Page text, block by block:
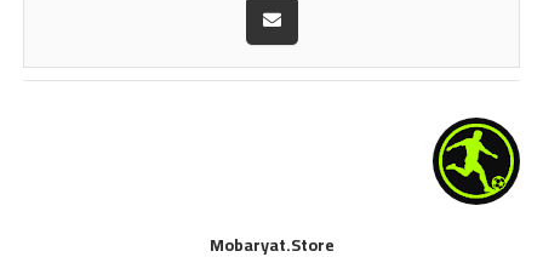
Mobaryat.store